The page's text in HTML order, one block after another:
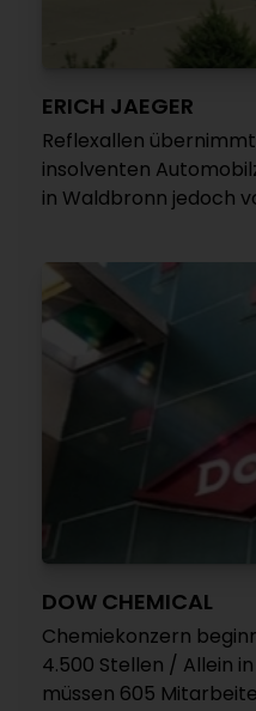
ERICH JAEGER
Reflexallen
insolventen
in Waldbronn jedoch
DOW CHEMICAL
Chemiekonzern
4.500 Stellen / Allein
müssen 605